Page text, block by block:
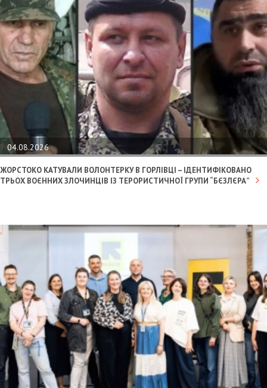
04.08.2026
ЖОРСТОКО КАТУВАЛИ ВОЛОНТЕРКУ В ГОРЛІВЦІ – ІДЕНТИФІКОВАНО
ТРЬОХ ВОЄННИХ ЗЛОЧИНЦІВ ІЗ ТЕРОРИСТИЧНОЇ ГРУПИ “БЄЗЛЄРА”